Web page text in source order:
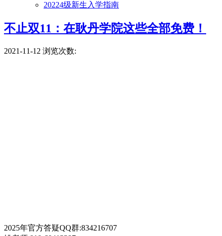
20224级新生入学指南
不止双11：在耿丹学院这些全部免费！
2021-11-12 浏览次数:
2025年官方答疑QQ群:834216707